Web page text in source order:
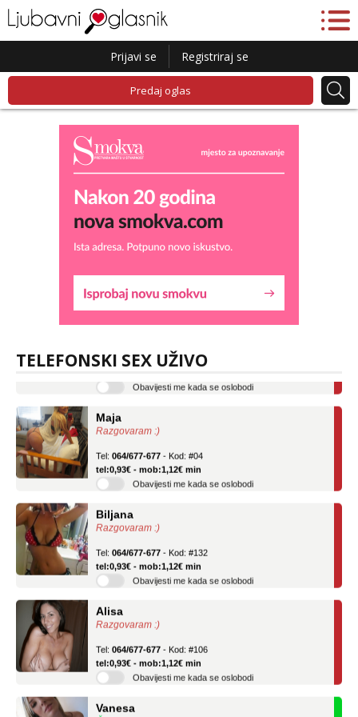
Prijavi se Registriraj se
Predaj oglas
TELEFONSKI SEX UŽIVO
tel:0,93€ - mob:1,12€ min
Razgovaram :)
tel:0,93€ - mob:1,12€ min
Obavijesti me kada se oslobodi
Razgovaram :)
tel:0,93€ - mob:1,12€ min
Obavijesti me kada se oslobodi
Razgovaram :)
tel:0,93€ - mob:1,12€ min
Obavijesti me kada se oslobodi
Čekam tvoj poziv!